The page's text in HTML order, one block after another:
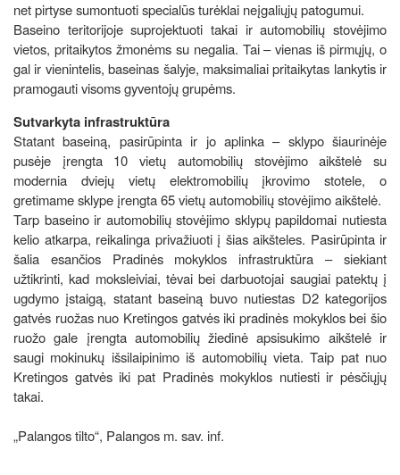
net pirtyse sumontuoti specialūs turėklai neįgaliųjų patogumui.
Baseino teritorijoje suprojektuoti takai ir automobilių stovėjimo
vietos, pritaikytos žmonėms su negalia. Tai – vienas iš pirmųjų, o
gal ir vienintelis, baseinas šalyje, maksimaliai pritaikytas lankytis ir
pramogauti visoms gyventojų grupėms.
Sutvarkyta infrastruktūra
Statant baseiną, pasirūpinta ir jo aplinka – sklypo šiaurinėje
pusėje įrengta 10 vietų automobilių stovėjimo aikštelė su
modernia dviejų vietų elektromobilių įkrovimo stotele, o
gretimame sklype įrengta 65 vietų automobilių stovėjimo aikštelė.
Tarp baseino ir automobilių stovėjimo sklypų papildomai nutiesta
kelio atkarpa, reikalinga privažiuoti į šias aikšteles. Pasirūpinta ir
šalia esančios Pradinės mokyklos infrastruktūra – siekiant
užtikrinti, kad moksleiviai, tėvai bei darbuotojai saugiai patektų į
ugdymo įstaigą, statant baseiną buvo nutiestas D2 kategorijos
gatvės ruožas nuo Kretingos gatvės iki pradinės mokyklos bei šio
ruožo gale įrengta automobilių žiedinė apsisukimo aikštelė ir
saugi mokinukų išsilaipinimo iš automobilių vieta. Taip pat nuo
Kretingos gatvės iki pat Pradinės mokyklos nutiesti ir pėsčiųjų
takai.
„Palangos tilto“, Palangos m. sav. inf.